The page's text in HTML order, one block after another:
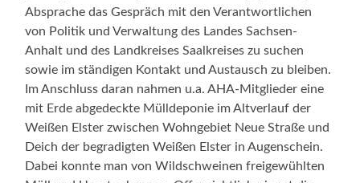
Absprache das Gespräch mit den Verantwortlichen
von Politik und Verwaltung des Landes Sachsen-
Anhalt und des Landkreises Saalkreises zu suchen
sowie im ständigen Kontakt und Austausch zu bleiben.
Im Anschluss daran nahmen u.a. AHA-Mitglieder eine
mit Erde abgedeckte Mülldeponie im Altverlauf der
Weißen Elster zwischen Wohngebiet Neue Straße und
Deich der begradigten Weißen Elster in Augenschein.
Dabei konnte man von Wildschweinen freigewühlten